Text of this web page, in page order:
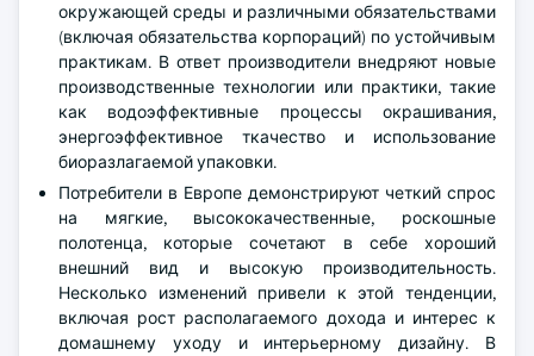
окружающей среды и различными обязательствами
(включая обязательства корпораций) по устойчивым
практикам. В ответ производители внедряют новые
производственные технологии или практики, такие
как водоэффективные процессы окрашивания,
энергоэффективное ткачество и использование
биоразлагаемой упаковки.
Потребители в Европе демонстрируют четкий спрос
на мягкие, высококачественные, роскошные
полотенца, которые сочетают в себе хороший
внешний вид и высокую производительность.
Несколько изменений привели к этой тенденции,
включая рост располагаемого дохода и интерес к
домашнему уходу и интерьерному дизайну. В